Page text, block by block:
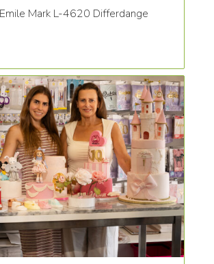
Mark L-4620 Differdange